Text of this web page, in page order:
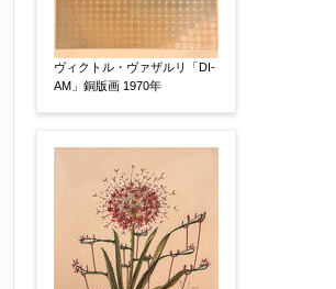
個人情報の取扱いについて、同意の
す。（確認画面は表示されません）
ヴィクトル・ヴァザルリ「DI-
AM」銅版画 1970年